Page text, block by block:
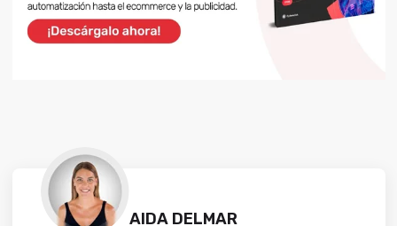
AIDA DELMAR